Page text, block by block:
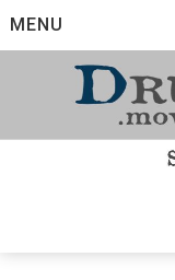
toMENU
Drum
Schlagzeugschule